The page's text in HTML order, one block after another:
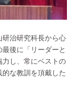
治研究科長から心
後に「リーダーと
力し、常にベストの
な教訓を頂戴した